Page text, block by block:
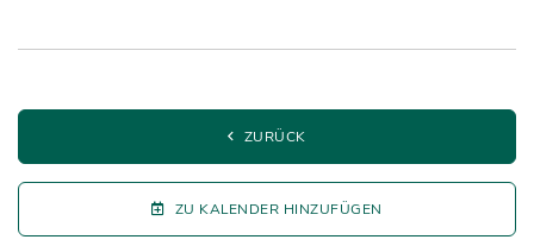
ZURÜCK
ZU KALENDER HINZUFÜGEN